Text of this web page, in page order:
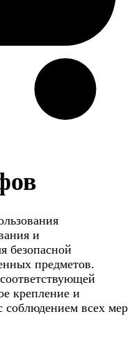
и
безопасной
предметов.
крепление и
соблюдением всех мер